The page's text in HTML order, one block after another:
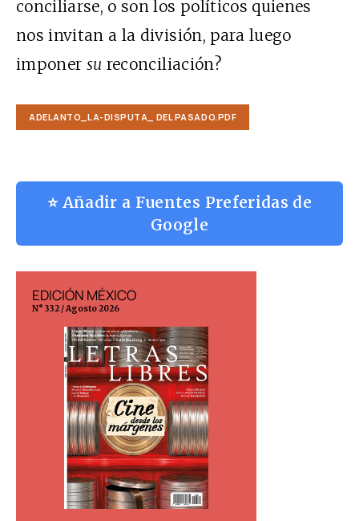
conciliarse, o son los políticos quienes
nos invitan a la división, para luego
imponer su reconciliación?
ADELANTO_LA-DISPUTA_ DEL PASADO.PDF
⭐ Añadir a Fuentes Preferidas de
Google
EDICIÓN MÉXICO
N° 332 / Agosto 2026